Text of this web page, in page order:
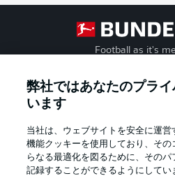
Football as it's
弊社ではあなたのプラ
います
当社は、ウェブサイトを安全に運
機能クッキーを使用しており、その
らなる最適化を図るために、その
記録することができるようにして